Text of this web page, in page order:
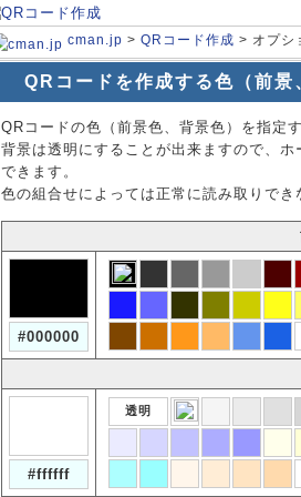
cman.jp > QRコード作成 > オプシ
QRコードを作成する色（前景
QRコードの色（前景色、背景色）を指定
背景は透明にすることが出来ますので、
できます。
色の組合せによっては正常に読み取りで
透明